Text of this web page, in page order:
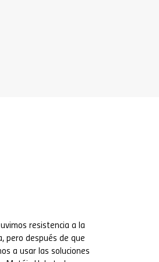
resistencia a la
pero después de que
a usar las soluciones